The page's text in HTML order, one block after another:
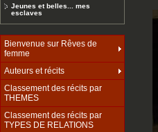
Jeunes et belles... mes
esclaves
Bienvenue sur Rêves de
femme
Auteurs et récits
Classement des récits par
THEMES
Classement des récits par
TYPES DE RELATIONS